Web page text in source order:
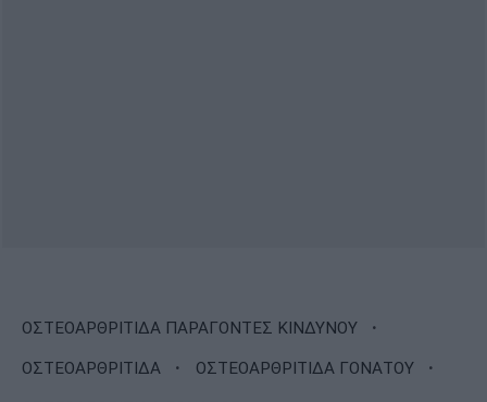
ΟΣΤΕΟΑΡΘΡΙΤΙΔΑ ΠΑΡΑΓΟΝΤΕΣ ΚΙΝΔΥΝΟΥ ·
ΟΣΤΕΟΑΡΘΡΙΤΙΔΑ · ΟΣΤΕΟΑΡΘΡΙΤΙΔΑ ΓΟΝΑΤΟΥ ·